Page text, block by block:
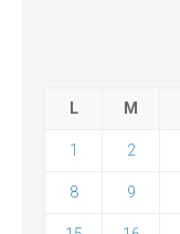
L M
1 2
8 9